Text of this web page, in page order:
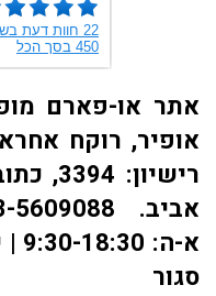
אתר או-פארם
אופיר, רוקח
סגור